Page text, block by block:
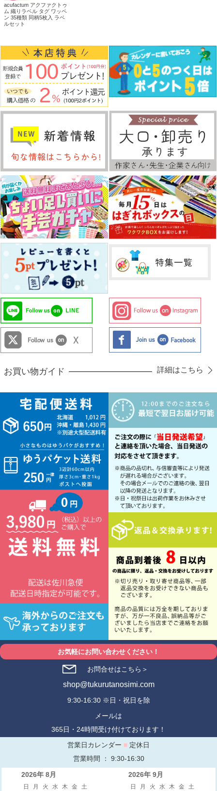
acufactum アクファクトゥ
ム 織りラベル タグ ワッペ
ン 35種類 同柄5枚入 ラベ
ルセット
お買い物ガイド 詳細はこちら
お気軽にお問い合わせください！
お問合せはこちら＞
shop@tukurutanosimi.com
9:30-16:30 ※日・祝日を除
メールは
365日・24時間受け付けております！
営業日カレンダー ■ 定休日
営業時間 ： 9:30-16:30
2026年 8月
日 月 火 水 木 金 土
2026年 9月
日 月 火 水 木 金 土